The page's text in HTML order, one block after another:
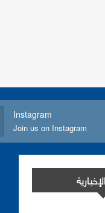
Instagram
Join us on Instagram